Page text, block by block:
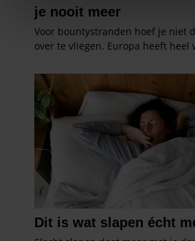
We gebruiken cookies om content en
personaliseren, om functies voor
informatie over uw gebruik van
partners voor social media,
partners kunnen deze gegevens
informatie die u aan ze heeft
verzameld op basis van uw gebruik
gaat akkoord met onze cookies als u
gebruiken.